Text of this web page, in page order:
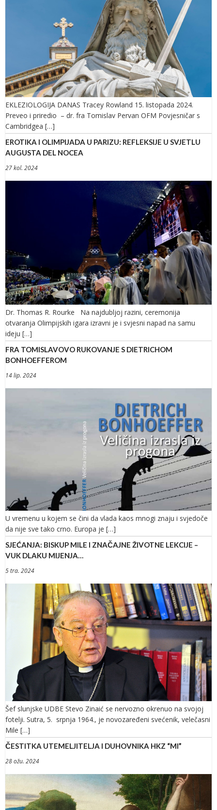
EKLEZIOLOGIJA DANAS Tracey Rowland 15. listopada 2024.
Preveo i priredio – dr. fra Tomislav Pervan OFM Povjesničar s
Cambridgea […]
EROTIKA I OLIMPIJADA U PARIZU: REFLEKSIJE U SVJETLU
AUGUSTA DEL NOCEA
27 kol. 2024
Dr. Thomas R. Rourke Na najdubljoj razini, ceremonija
otvaranja Olimpijskih igara izravni je i svjesni napad na samu
ideju […]
FRA TOMISLAVOVO RUKOVANJE S DIETRICHOM
BONHOEFFEROM
14 lip. 2024
U vremenu u kojem se čini da vlada kaos mnogi znaju i svjedoče
da nije sve tako crno. Europa je […]
SJEĆANJA: BISKUP MILE I ZNAČAJNE ŽIVOTNE LEKCIJE –
VUK DLAKU MIJENJA…
5 tra. 2024
Šef slunjske UDBE Stevo Zinaić se nervozno okrenuo na svojoj
fotelji. Sutra, 5. srpnja 1964., je novozaređeni svećenik, velečasni
Mile […]
ČESTITKA UTEMELJITELJA I DUHOVNIKA HKZ “MI”
28 ožu. 2024